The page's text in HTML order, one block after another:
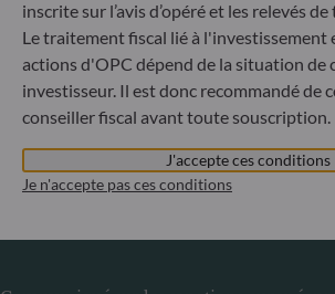
ODDO BHF Asset Management LUX
6, rue Gabriel Lippmann
Luxembourg
Enregistré au registre du commerce et des
Luxembourg sous le numéro B 29891 Agréé
inscrite sur l’avis d’opéré et les relevés
Le traitement fiscal lié à l'investissement
actions d'OPC dépend de la situation de
investisseur. Il est donc recommandé de
conseiller fiscal avant toute souscription.
J'accepte ces conditions
Je n'accepte pas ces conditions